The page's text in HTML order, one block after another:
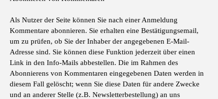
Als Nutzer der Seite können Sie nach einer Anmeldung
Kommentare abonnieren. Sie erhalten eine Bestätigungsemail,
um zu prüfen, ob Sie der Inhaber der angegebenen E-Mail-
Adresse sind. Sie können diese Funktion jederzeit über einen
Link in den Info-Mails abbestellen. Die im Rahmen des
Abonnierens von Kommentaren eingegebenen Daten werden in
diesem Fall gelöscht; wenn Sie diese Daten für andere Zwecke
und an anderer Stelle (z.B. Newsletterbestellung) an uns